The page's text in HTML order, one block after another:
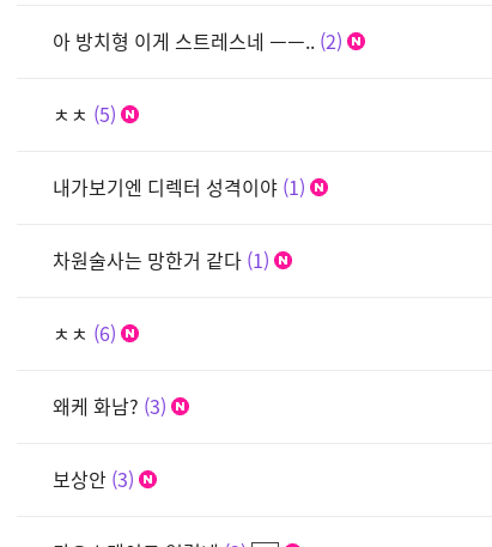
아 방치형 이게 스트레스네 ㅡㅡ.. 2
ㅊㅊ 5
내가보기엔 디렉터 성격이야 1
차원술사는 망한거 같다 1
ㅊㅊ 6
왜케 화남? 3
보상안 3